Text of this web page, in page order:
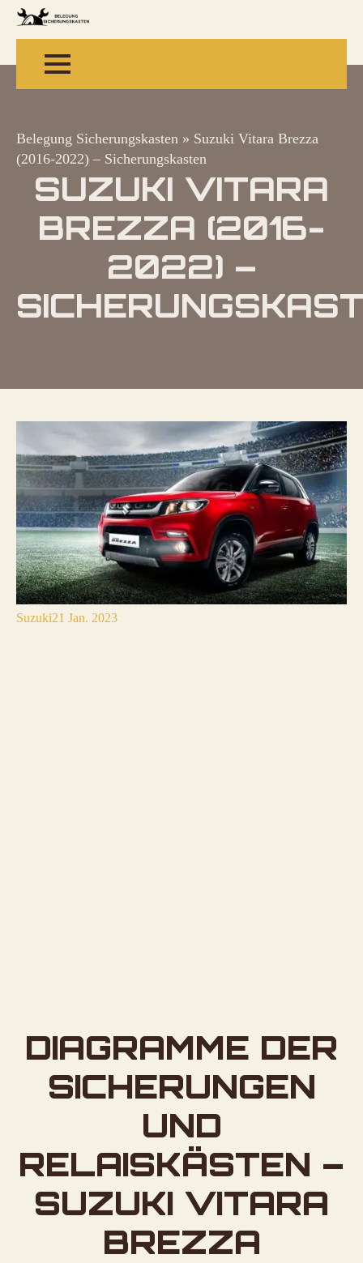
Belegung Sicherungskasten » Suzuki Vitara Brezza
(2016-2022) – Sicherungskasten
SUZUKI VITARA
BREZZA (2016-
2022) –
Suzuki21 Jan. 2023
DIAGRAMME DER
SICHERUNGEN
UND
RELAISKÄSTEN –
SUZUKI VITARA
BREZZA